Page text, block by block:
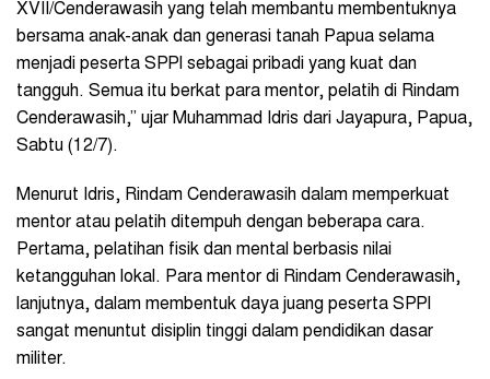
XVII/Cenderawasih yang telah membantu membentuknya
bersama anak-anak dan generasi tanah Papua selama
menjadi peserta SPPI sebagai pribadi yang kuat dan
tangguh. Semua itu berkat para mentor, pelatih di Rindam
Cenderawasih,” ujar Muhammad Idris dari Jayapura, Papua,
Sabtu (12/7).
Menurut Idris, Rindam Cenderawasih dalam memperkuat
mentor atau pelatih ditempuh dengan beberapa cara.
Pertama, pelatihan fisik dan mental berbasis nilai
ketangguhan lokal. Para mentor di Rindam Cenderawasih,
lanjutnya, dalam membentuk daya juang peserta SPPI
sangat menuntut disiplin tinggi dalam pendidikan dasar
militer.